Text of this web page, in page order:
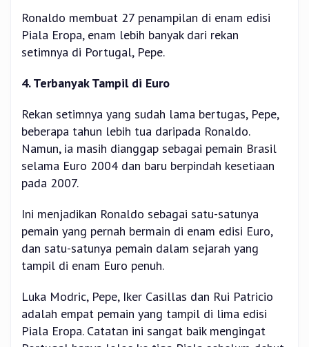
Ronaldo membuat 27 penampilan di enam edisi
Piala Eropa, enam lebih banyak dari rekan
setimnya di Portugal, Pepe.
4. Terbanyak Tampil di Euro
Rekan setimnya yang sudah lama bertugas, Pepe,
beberapa tahun lebih tua daripada Ronaldo.
Namun, ia masih dianggap sebagai pemain Brasil
selama Euro 2004 dan baru berpindah kesetiaan
pada 2007.
Ini menjadikan Ronaldo sebagai satu-satunya
pemain yang pernah bermain di enam edisi Euro,
dan satu-satunya pemain dalam sejarah yang
tampil di enam Euro penuh.
Luka Modric, Pepe, Iker Casillas dan Rui Patricio
adalah empat pemain yang tampil di lima edisi
Piala Eropa. Catatan ini sangat baik mengingat